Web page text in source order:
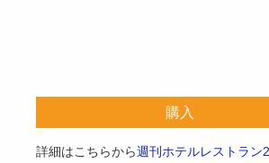
購入
詳細はこちらから週刊ホテルレストラン